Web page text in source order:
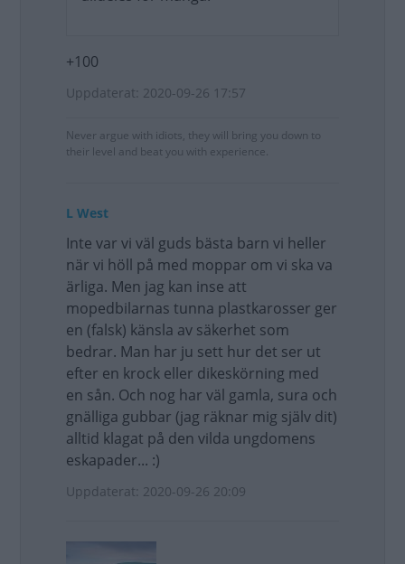
+100
Uppdaterat: 2020-09-26 17:57
Never argue with idiots, they will bring you down to
their level and beat you with experience.
L West
Inte var vi väl guds bästa barn vi heller
när vi höll på med moppar om vi ska va
ärliga. Men jag kan inse att
mopedbilarnas tunna plastkarosser ger
en (falsk) känsla av säkerhet som
bedrar. Man har ju sett hur det ser ut
efter en krock eller dikeskörning med
en sån. Och nog har väl gamla, sura och
gnälliga gubbar (jag räknar mig själv dit)
alltid klagat på den vilda ungdomens
eskapader... :)
Uppdaterat: 2020-09-26 20:09